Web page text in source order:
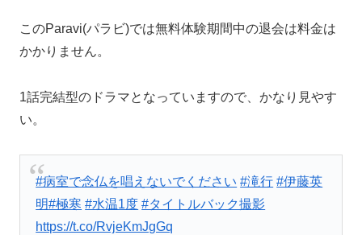
このParavi(パラビ)では無料体験期間中の退会は料金は
かかりません。
1話完結型のドラマとなっていますので、かなり見やす
い。
#病室で念仏を唱えないでください #滝行 #伊藤英
明#極寒 #水温1度 #タイトルバック撮影
https://t.co/RvjeKmJgGq